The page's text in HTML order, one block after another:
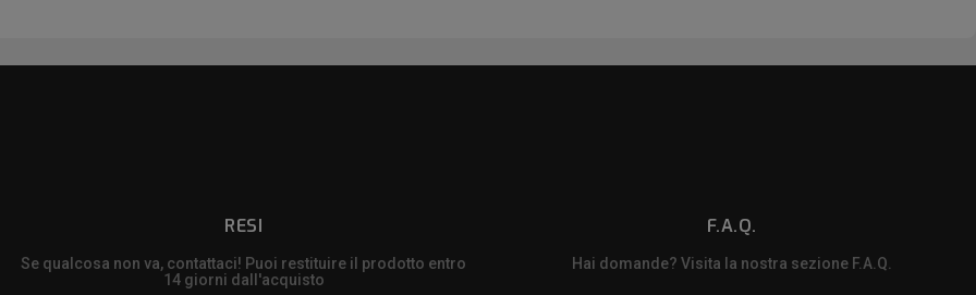
RESI
Se qualcosa non va, contattaci! Puoi restituire il prodotto entro
14 giorni dall'acquisto
F.A.Q.
Hai domande? Visita la nostra sezione F.A.Q.